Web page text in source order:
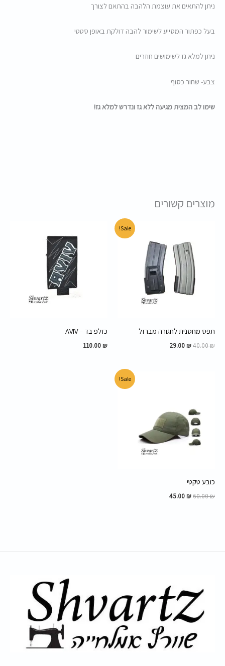
ניתן להתאים את עוצמת הלהבה בהתאם לצורך
בעל כפתור המסייע לשימור להבה דולקת באופן סטטי
ניתן למלא גז לשימושים חוזרים
צבע- שחור כסוף
שימו לב המצית מגיעה ללא גז ונדרש למלא גז!
מוצרים קשורים
Sale!
תפס מחסנית לחגורה מברזל
40.00₪
היה:
40.00 ₪.
29.00 ₪
הוא:
29.00 ₪.
כזלפ בד – AVIV
110.00 ₪
Sale!
כובע טקטי
60.00₪
45.00 ₪